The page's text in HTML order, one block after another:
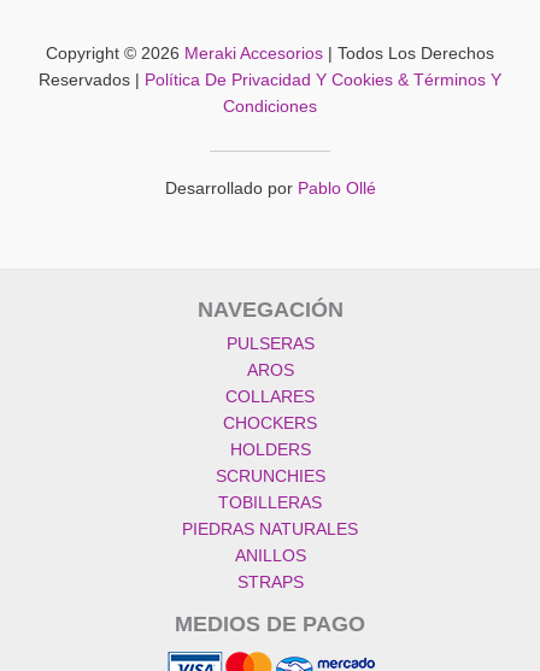
Copyright © 2026 Meraki Accesorios | Todos Los Derechos
Reservados |
Política De Privacidad Y Cookies & Términos Y
Condiciones
Desarrollado por Pablo Ollé
NAVEGACIÓN
PULSERAS
AROS
COLLARES
CHOCKERS
HOLDERS
SCRUNCHIES
TOBILLERAS
PIEDRAS NATURALES
ANILLOS
STRAPS
MEDIOS DE PAGO